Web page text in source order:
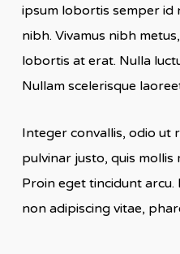
ipsum lobortis semper id
nibh. Vivamus nibh
lobortis at erat. Nulla
Nullam scelerisque
Integer convallis, odio ut
pulvinar justo, quis mollis
Proin eget tincidunt arcu.
non adipiscing vitae,